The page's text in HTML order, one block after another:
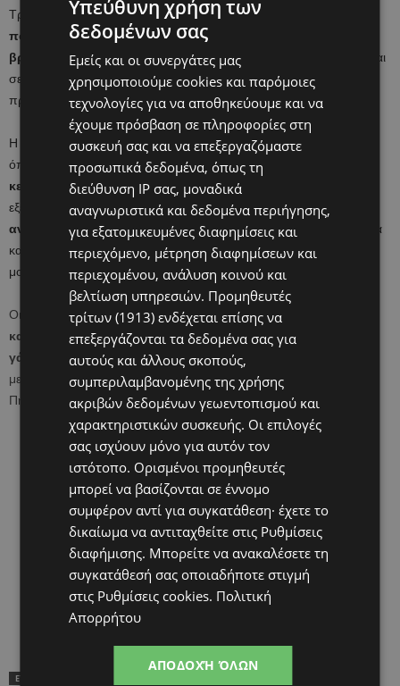
Τροφίμων και Φαρμάκων (FDA) προειδοποιεί ότι
ποσότητες ανακληθέντος προϊόντος εξακολουθούν να
βρίσκονται στα ράφια καταστημάτων.Το προϊόν έχει εξαχθεί και
σε άλλες χώρες, αρκετές από τις οποίες έχουν εκδώσει
προειδοποιήσεις.
Η βρεφική αλλαντίαση εκδηλώνεται με συμπτώματα
όπως
δυσκοιλιότητα, μειωμένη σίτιση, απώλεια ελέγχου
κεφαλής και δυσκολία στην κατάποση
εξελιχθούν σεαναπνευστική δυσχέρεια και ενδεχομένως
αναπνευστική παύση. Η εμφάνιση των συμπτωμάτων μπορεί να
καθυστερήσει ακόμη και εβδομάδες μετά την κατανάλωση του
μολυσμένου γάλακτος.
Οι υγειονομικές αρχές συνεχίζουν την έρευνα, ενώ
καλούνται να ελέγχουν προσεκτικά τις παρτίδες βρεφικού
γάλακτος που χρησιμοποιούνκαι να συμβουλεύονται γιατρούς
με την παραμικρή υποψία συμπτωμάτων.
Πηγή:mama365.gr
ΕΤΙΚΕΤΕΣ
Υπεύθυνη χρήση των
δεδομένων σας
Εμείς και οι συνεργάτες μας
χρησιμοποιούμε cookies και παρόμοιες
τεχνολογίες για να αποθηκεύουμε και να
έχουμε πρόσβαση σε πληροφορίες στη
συσκευή σας και να επεξεργαζόμαστε
προσωπικά δεδομένα, όπως τη
διεύθυνση IP σας, μοναδικά
αναγνωριστικά και δεδομένα περιήγησης,
για εξατομικευμένες διαφημίσεις και
περιεχόμενο, μέτρηση διαφημίσεων και
περιεχομένου, ανάλυση κοινού και
βελτίωση υπηρεσιών. Προμηθευτές
τρίτων (1913) ενδέχεται επίσης να
επεξεργάζονται τα δεδομένα σας για
αυτούς και άλλους σκοπούς,
συμπεριλαμβανομένης της χρήσης
ακριβών δεδομένων γεωεντοπισμού και
χαρακτηριστικών συσκευής. Οι επιλογές
σας ισχύουν μόνο για αυτόν τον
ιστότοπο. Ορισμένοι προμηθευτές
μπορεί να βασίζονται σε έννομο
συμφέρον αντί για συγκατάθεση· έχετε το
δικαίωμα να αντιταχθείτε στις Ρυθμίσεις
διαφήμισης. Μπορείτε να ανακαλέσετε τη
συγκατάθεσή σας οποιαδήποτε στιγμή
στις Ρυθμίσεις cookies. Πολιτική
Απορρήτου
ΑΠΟΔΟΧΉ ΌΛΩΝ